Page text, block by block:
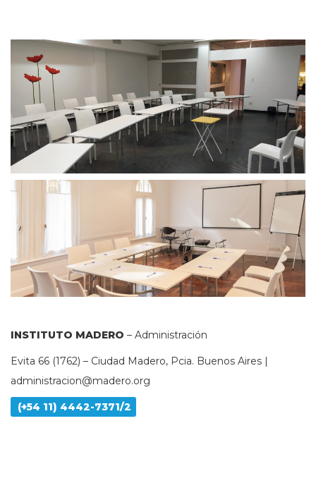
INSTITUTO MADERO – Administración
Evita 66 (1762) – Ciudad Madero, Pcia. Buenos Aires |
administracion@madero.org
(+54 11) 4442-7371/2